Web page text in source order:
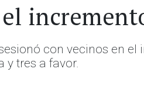
con vecinos en
y tres a favor.